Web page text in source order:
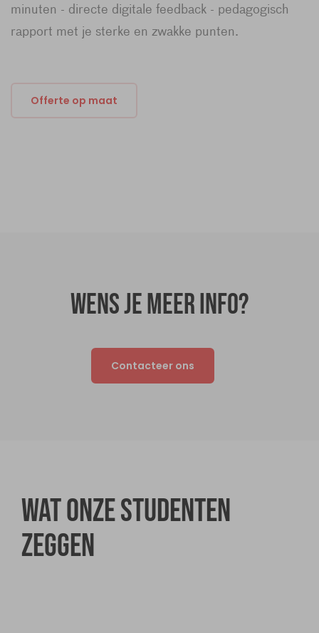
minuten - directe digitale feedback - pedagogisch
rapport met je sterke en zwakke punten.
Offerte op maat
Wens je meer info?
Contacteer ons
Wat onze studenten
zeggen